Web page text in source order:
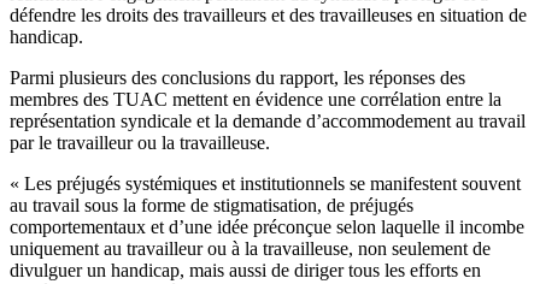
défendre les droits des travailleurs et des travailleuses en situation de
handicap.
Parmi plusieurs des conclusions du rapport, les réponses des
membres des TUAC mettent en évidence une corrélation entre la
représentation syndicale et la demande d’accommodement au travail
par le travailleur ou la travailleuse.
« Les préjugés systémiques et institutionnels se manifestent souvent
au travail sous la forme de stigmatisation, de préjugés
comportementaux et d’une idée préconçue selon laquelle il incombe
uniquement au travailleur ou à la travailleuse, non seulement de
divulguer un handicap, mais aussi de diriger tous les efforts en